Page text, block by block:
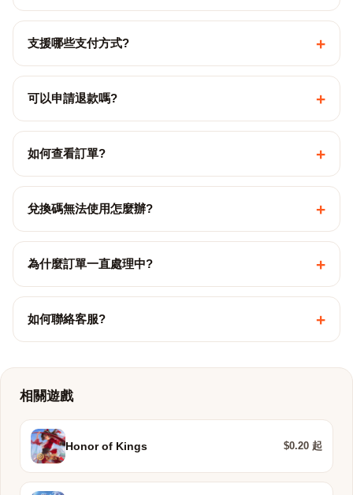
支援哪些支付方式? +
可以申請退款嗎? +
如何查看訂單? +
兌換碼無法使用怎麼辦? +
為什麼訂單一直處理中? +
如何聯絡客服? +
相關遊戲
Honor of Kings $0.20 起